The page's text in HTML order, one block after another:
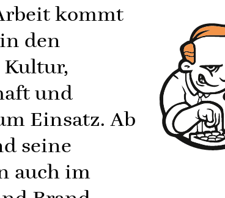
kommt
den
und
Einsatz. Ab
seine
auch im